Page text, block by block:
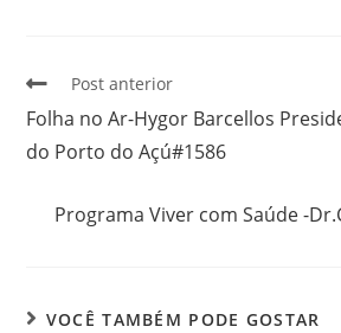
Post anterior
Folha no Ar-Hygor Barcellos
do Porto do Açú#1586
Programa Viver com Saúde -
VOCÊ TAMBÉM PODE GOSTAR